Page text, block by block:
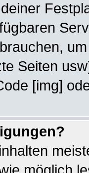
Seiten
[img]